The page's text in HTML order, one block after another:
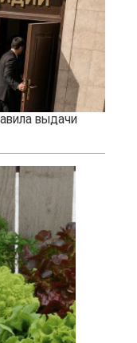
выдачи